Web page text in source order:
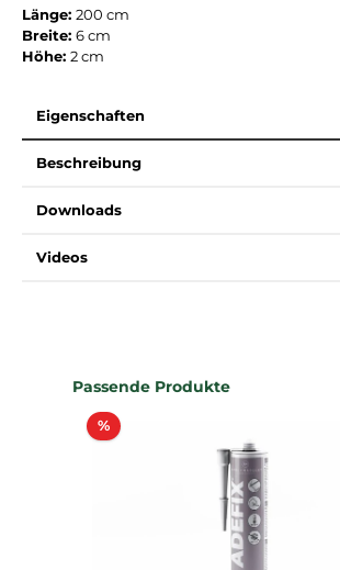
Länge: 200 cm
Breite: 6 cm
Höhe: 2 cm
Eigenschaften
Beschreibung
Downloads
Videos
Produktgalerie überspringen
Passende Produkte
%Rabatt